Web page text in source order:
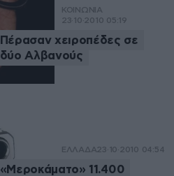
ΚΟΙΝΩΝΙΑ
23·10·2010 05:19
Πέρασαν χειροπέδες σε
δύο Αλβανούς
ΕΛΛΑΔΑ23·10·2010 04:54
«Μεροκάματο» 11.400